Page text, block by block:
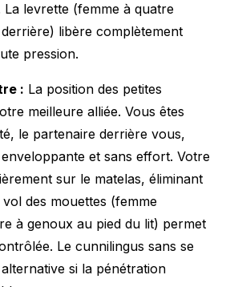
La levrette (femme à quatre
libère complètement
pression.
: La position des petites
meilleure alliée. Vous êtes
le partenaire derrière vous,
et sans effort. Votre
sur le matelas, éliminant
des mouettes (femme
à genoux au pied du lit) permet
Le cunnilingus sans se
si la pénétration